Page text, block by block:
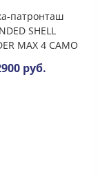
патронташ
SHELL
MAX 4 CAMO
руб.